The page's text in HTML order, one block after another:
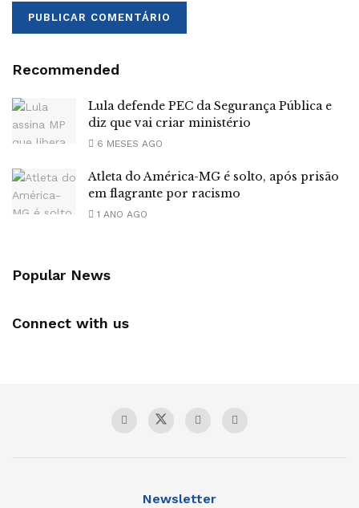
Recommended
Lula defende PEC da Segurança Pública e
diz que vai criar ministério
6 MESES AGO
Atleta do América-MG é solto, após prisão
em flagrante por racismo
1 ANO AGO
Popular News
Connect with us
Newsletter